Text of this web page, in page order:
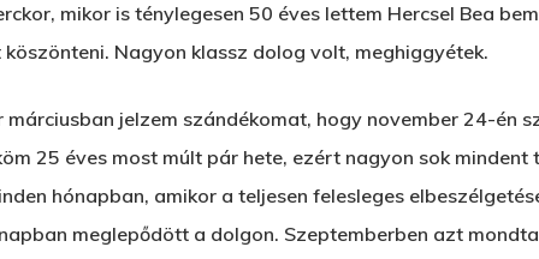
mikor is ténylegesen 50 éves lettem Hercsel Bea
Nagyon klassz dolog volt, meghiggyétek.
jelzem szándékomat, hogy november 24-én
25 éves most múlt pár hete, ezért nagyon sok mindent
hónapban, amikor a teljesen felesleges
meglepődött a dolgon. Szeptemberben azt